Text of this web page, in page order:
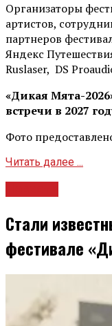
Организаторы
артистов,
партнеров
Яндекс
Ruslaser, DS
«Дикая Мята-
встречи в 2027
Фото
Читать далее ...
Стали
фестивале